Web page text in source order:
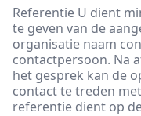
Referentie U dient
te geven van de
organisatie naam
contactpersoon. Na
het gesprek kan de
contact te treden
referentie dient op